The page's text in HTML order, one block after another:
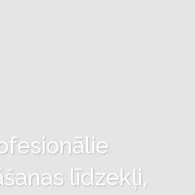
līdzekļi,